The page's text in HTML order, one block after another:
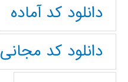
دانلود کد آماده
دانلود کد مجانی